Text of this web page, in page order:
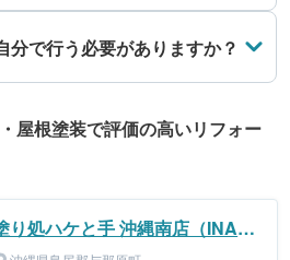
分で行う必要がありますか？
屋根塗装で評価の高いリフォー
り処ハケと手 沖縄南店（INA塗